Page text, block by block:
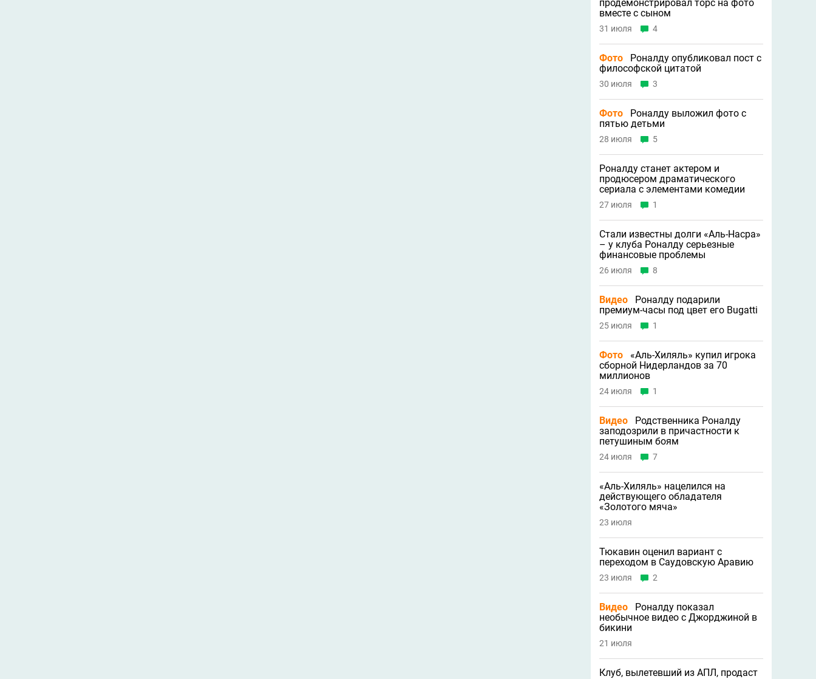
продемонстрировал торс на фото
вместе с сыном
31 июля 4
Фото
Роналду опубликовал пост с
философской цитатой
30 июля 3
Фото
Роналду выложил фото с
пятью детьми
28 июля 5
Роналду станет актером и
продюсером драматического
сериала с элементами комедии
27 июля 1
Стали известны долги «Аль-Насра»
– у клуба Роналду серьезные
финансовые проблемы
26 июля 8
Видео
Роналду подарили
премиум-часы под цвет его Bugatti
25 июля 1
Фото
«Аль-Хиляль» купил игрока
сборной Нидерландов за 70
миллионов
24 июля 1
Видео
Родственника Роналду
заподозрили в причастности к
петушиным боям
24 июля 7
«Аль-Хиляль» нацелился на
действующего обладателя
«Золотого мяча»
23 июля
Тюкавин оценил вариант с
переходом в Саудовскую Аравию
23 июля 2
Видео
Роналду показал
необычное видео с Джорджиной в
бикини
21 июля
Клуб, вылетевший из АПЛ, продаст